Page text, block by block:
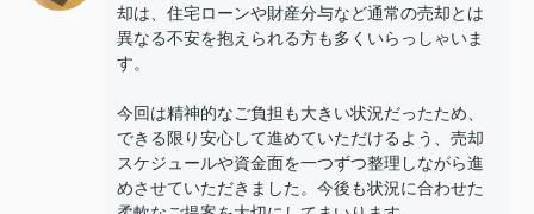
却は、住宅ローンや財産分与など通常の売却とは
異なる不安を抱えられる方も多くいらっしゃいま
す。
今回は精神的なご負担も大きい状況だったため、
できる限り安心して進めていただけるよう、売却
スケジュールや資金面を一つずつ整理しながら進
めさせていただきました。今後も状況に合わせた